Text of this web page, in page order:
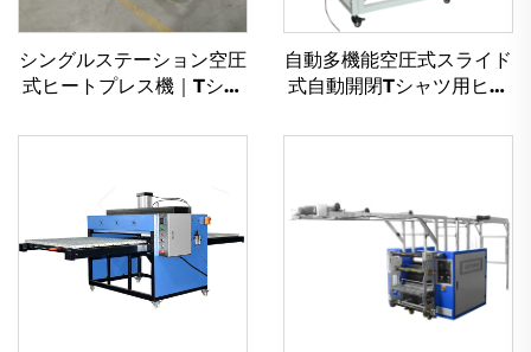
シングルステーション空圧
式ヒートプレス機｜Tシャ
（100×120 cm、80×100
cm、38×38 cm）｜新品
自動多機能空圧式スライド
式自動開閉Tシャツ用ヒー
cm、38×38 cm、40×60